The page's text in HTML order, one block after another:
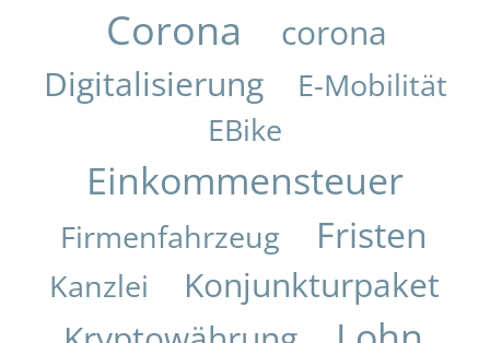
Corona
corona
Digitalisierung
E-Mobilität
EBike
Einkommensteuer
Firmenfahrzeug Fristen
Kanzlei
Konjunkturpaket